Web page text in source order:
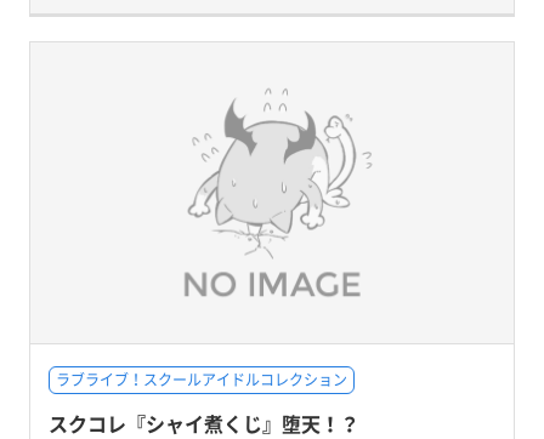
ラブライブ！スクールアイドルコレクション
スクコレ『シャイ煮くじ』堕天！？